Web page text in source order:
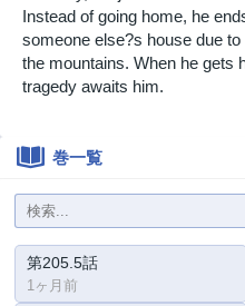
Instead of going home, he
someone else?s house due
the mountains. When he gets
tragedy awaits him.
巻一覧
第205.5話
1ヶ月前